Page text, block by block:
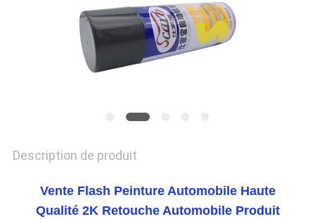
CONFIDENTIALITÉ
Description de produit
Vente Flash Peinture Automobile Haute
Qualité 2K Retouche Automobile Produit